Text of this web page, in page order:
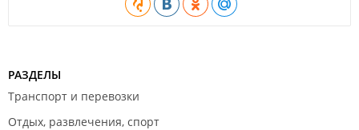
РАЗДЕЛЫ
Транспорт и перевозки
Отдых, развлечения, спорт